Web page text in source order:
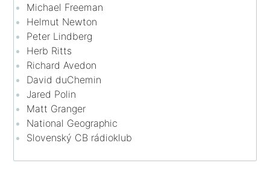
Michael Freeman
Helmut Newton
Peter Lindberg
Herb Ritts
Richard Avedon
David duChemin
Jared Polin
Matt Granger
National Geographic
Slovenský CB rádioklub